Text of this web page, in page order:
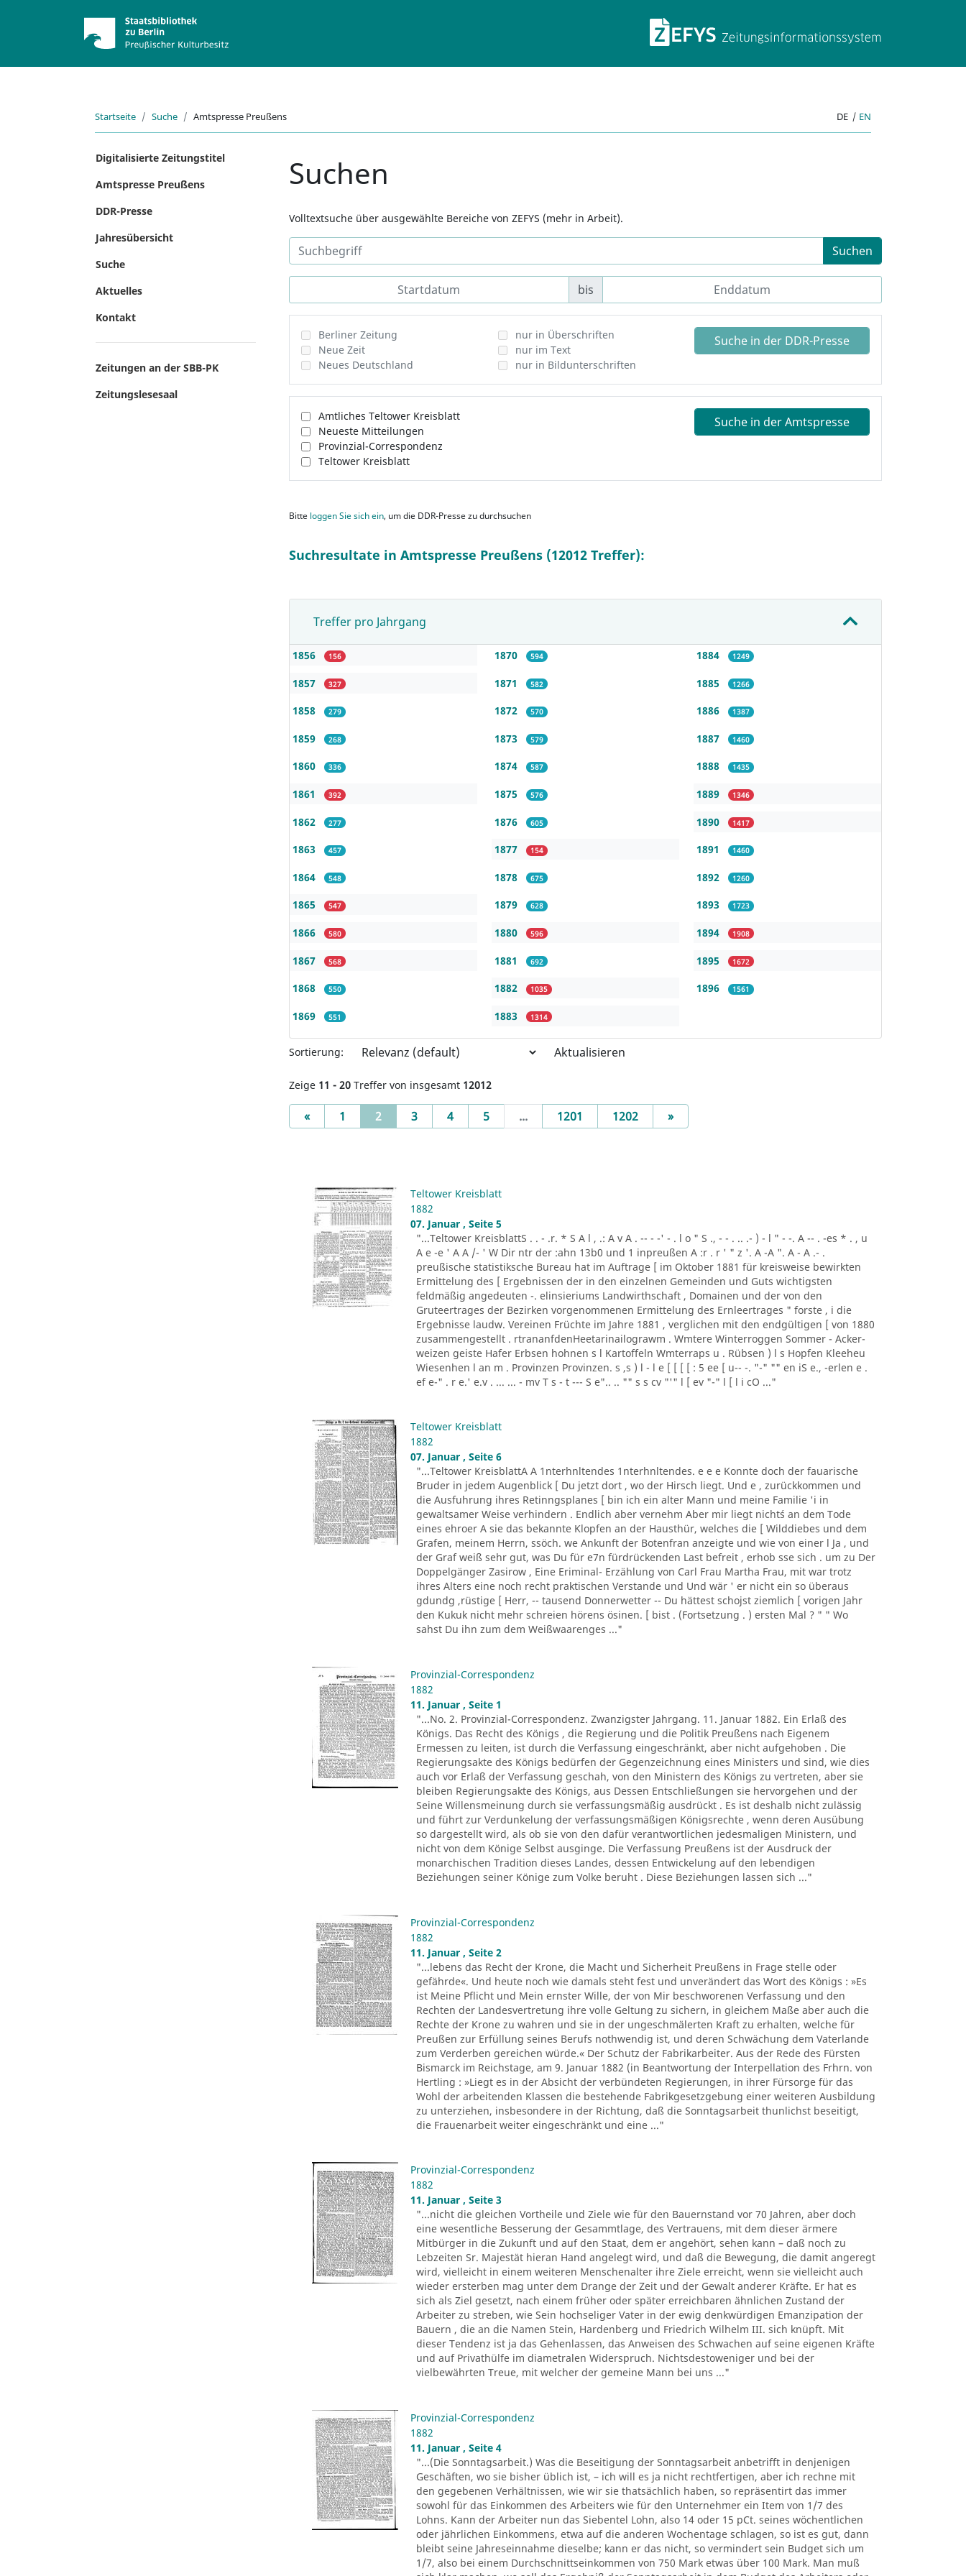
ZEFYS
Startseite Suche Amtspresse Preußens DE | EN
Digitalisierte Zeitungstitel
Amtspresse Preußens
DDR-Presse
Jahresübersicht
Suche
Aktuelles
Kontakt
Zeitungen an der SBB-PK
Zeitungslesesaal
Suchen
Volltextsuche über ausgewählte Bereiche von ZEFYS (mehr in Arbeit).
Suchen
bis
Berliner Zeitung
Neue Zeit
Neues Deutschland
nur in Überschriften
nur im Text
nur in Bildunterschriften
Suche in der DDR-Presse
Amtliches Teltower Kreisblatt
Neueste Mitteilungen
Provinzial-Correspondenz
Teltower Kreisblatt
Suche in der Amtspresse
Bitte loggen Sie sich ein, um die DDR-Presse zu durchsuchen
Suchresultate in Amtspresse Preußens (12012 Treffer):
Treffer pro Jahrgang
1856 156
1857 327
1858 279
1859 268
1860 336
1861 392
1862 277
1863 457
1864 548
1865 547
1866 580
1867 568
1868 550
1869 551
1870 594
1871 582
1872 570
1873 579
1874 587
1875 576
1876 605
1877 154
1878 675
1879 628
1880 596
1881 692
1882 1035
1883 1314
1884 1249
1885 1266
1886 1387
1887 1460
1888 1435
1889 1346
1890 1417
1891 1460
1892 1260
1893 1723
1894 1908
1895 1672
1896 1561
Sortierung: Aktualisieren
Zeige 11 - 20 Treffer von insgesamt 12012
«Previous
1 2(current)
3 4 5 ... 1201 1202 »Next
Teltower Kreisblatt
1882
07. Januar , Seite 5
"...Teltower KreisblattS . . - .r. * S A l , .: A v A . -- - -' - . l o " S ., - - . .. .- ) - l " - -. A -- . -es * . , u
A e -e ' A A /- ' W Dir ntr der :ahn 13b0 und 1 inpreußen A :r . r ' " z '. A -A ". A - A .- .
preußische statistiksche Bureau hat im Auftrage [ im Oktober 1881 für kreisweise bewirkten
Ermittelung des [ Ergebnissen der in den einzelnen Gemeinden und Guts wichtigsten
feldmäßig angedeuten -. elinsieriums Landwirthschaft , Domainen und der von den
Gruteertrages der Bezirken vorgenommenen Ermittelung des Ernleertrages " forste , i die
Ergebnisse laudw. Vereinen Früchte im Jahre 1881 , verglichen mit den endgültigen [ von 1880
zusammengestellt . rtrananfdenHeetarinailograwm . Wmtere Winterroggen Sommer - Acker-
weizen geiste Hafer Erbsen hohnen s l Kartoffeln Wmterraps u . Rübsen ) l s Hopfen Kleeheu
Wiesenhen l an m . Provinzen Provinzen. s ,s ) l - l e [ [ [ [ : 5 ee [ u-- -. "-" "" en iS e., -erlen e .
ef e-" . r e.' e.v . ... ... - mv T s - t --- S e".. .. "" s s cv "'" l [ ev "-" l [ l i cO ..."
Teltower Kreisblatt
1882
07. Januar , Seite 6
"...Teltower KreisblattA A 1nterhnltendes 1nterhnltendes. e e e Konnte doch der fauarische
Bruder in jedem Augenblick [ Du jetzt dort , wo der Hirsch liegt. Und e , zurückkommen und
die Ausfuhrung ihres Retinngsplanes [ bin ich ein alter Mann und meine Familie 'i in
gewaltsamer Weise verhindern . Endlich aber vernehm Aber mir liegt nicht´s an dem Tode
eines ehroer A sie das bekannte Klopfen an der Hausthür, welches die [ Wilddiebes und dem
Grafen, meinem Herrn, ssöch. we Ankunft der Botenfran anzeigte und wie von einer l Ja , und
der Graf weiß sehr gut, was Du für e7n fürdrückenden Last befreit , erhob sse sich . um zu Der
Doppelgänger Zasirow , Eine Eriminal- Erzählung von Carl Frau Martha Frau, mit war trotz
ihres Alters eine noch recht praktischen Verstande und Und wär ' er nicht ein so überaus
gdundg ,rüstige [ Herr, -- tausend Donnerwetter -- Du hättest schojst ziemlich [ vorigen Jahr
den Kukuk nicht mehr schreien hörens ösinen. [ bist . (Fortsetzung . ) ersten Mal ? " " Wo
sahst Du ihn zum dem Weißwaarenges ..."
Provinzial-Correspondenz
1882
11. Januar , Seite 1
"...No. 2. Provinzial-Correspondenz. Zwanzigster Jahrgang. 11. Januar 1882. Ein Erlaß des
Königs. Das Recht des Königs , die Regierung und die Politik Preußens nach Eigenem
Ermessen zu leiten, ist durch die Verfassung eingeschränkt, aber nicht aufgehoben . Die
Regierungsakte des Königs bedürfen der Gegenzeichnung eines Ministers und sind, wie dies
auch vor Erlaß der Verfassung geschah, von den Ministern des Königs zu vertreten, aber sie
bleiben Regierungsakte des Königs, aus Dessen Entschließungen sie hervorgehen und der
Seine Willensmeinung durch sie verfassungsmäßig ausdrückt . Es ist deshalb nicht zulässig
und führt zur Verdunkelung der verfassungsmäßigen Königsrechte , wenn deren Ausübung
so dargestellt wird, als ob sie von den dafür verantwortlichen jedesmaligen Ministern, und
nicht von dem Könige Selbst ausginge. Die Verfassung Preußens ist der Ausdruck der
monarchischen Tradition dieses Landes, dessen Entwickelung auf den lebendigen
Beziehungen seiner Könige zum Volke beruht . Diese Beziehungen lassen sich ..."
Provinzial-Correspondenz
1882
11. Januar , Seite 2
"...lebens das Recht der Krone, die Macht und Sicherheit Preußens in Frage stelle oder
gefährde«. Und heute noch wie damals steht fest und unverändert das Wort des Königs : »Es
ist Meine Pflicht und Mein ernster Wille, der von Mir beschworenen Verfassung und den
Rechten der Landesvertretung ihre volle Geltung zu sichern, in gleichem Maße aber auch die
Rechte der Krone zu wahren und sie in der ungeschmälerten Kraft zu erhalten, welche für
Preußen zur Erfüllung seines Berufs nothwendig ist, und deren Schwächung dem Vaterlande
zum Verderben gereichen würde.« Der Schutz der Fabrikarbeiter. Aus der Rede des Fürsten
Bismarck im Reichstage, am 9. Januar 1882 (in Beantwortung der Interpellation des Frhrn. von
Hertling : »Liegt es in der Absicht der verbündeten Regierungen, in ihrer Fürsorge für das
Wohl der arbeitenden Klassen die bestehende Fabrikgesetzgebung einer weiteren Ausbildung
zu unterziehen, insbesondere in der Richtung, daß die Sonntagsarbeit thunlichst beseitigt,
die Frauenarbeit weiter eingeschränkt und eine ..."
Provinzial-Correspondenz
1882
11. Januar , Seite 3
"...nicht die gleichen Vortheile und Ziele wie für den Bauernstand vor 70 Jahren, aber doch
eine wesentliche Besserung der Gesammtlage, des Vertrauens, mit dem dieser ärmere
Mitbürger in die Zukunft und auf den Staat, dem er angehört, sehen kann – daß noch zu
Lebzeiten Sr. Majestät hieran Hand angelegt wird, und daß die Bewegung, die damit angeregt
wird, vielleicht in einem weiteren Menschenalter ihre Ziele erreicht, wenn sie vielleicht auch
wieder ersterben mag unter dem Drange der Zeit und der Gewalt anderer Kräfte. Er hat es
sich als Ziel gesetzt, nach einem früher oder später erreichbaren ähnlichen Zustand der
Arbeiter zu streben, wie Sein hochseliger Vater in der ewig denkwürdigen Emanzipation der
Bauern , die an die Namen Stein, Hardenberg und Friedrich Wilhelm III. sich knüpft. Mit
dieser Tendenz ist ja das Gehenlassen, das Anweisen des Schwachen auf seine eigenen Kräfte
und auf Privathülfe im diametralen Widerspruch. Nichtsdestoweniger und bei der
vielbewährten Treue, mit welcher der gemeine Mann bei uns ..."
Provinzial-Correspondenz
1882
11. Januar , Seite 4
"...(Die Sonntagsarbeit.) Was die Beseitigung der Sonntagsarbeit anbetrifft in denjenigen
Geschäften, wo sie bisher üblich ist, – ich will es ja nicht rechtfertigen, aber ich rechne mit
den gegebenen Verhältnissen, wie wir sie thatsächlich haben, so repräsentirt das immer
sowohl für das Einkommen des Arbeiters wie für den Unternehmer ein Item von 1/7 des
Lohns. Kann der Arbeiter nun das Siebentel Lohn, also 14 oder 15 pCt. seines wöchentlichen
oder jährlichen Einkommens, etwa auf die anderen Wochentage schlagen, so ist es gut, dann
bleibt seine Jahreseinnahme dieselbe; kann er das nicht, so vermindert sein Budget sich um
1/7, also bei einem Durchschnittseinkommen von 750 Mark etwas über 100 Mark. Man muß